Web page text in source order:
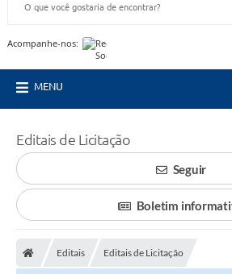
Acompanhe-nos:
MENU
Editais de Licitação
Seguir
Boletim
Editais Editais de Licitação